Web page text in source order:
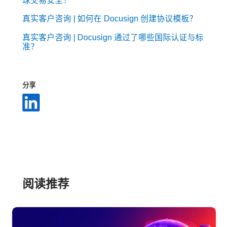
真实客户咨询 | 如何在 Docusign 创建协议模板？
真实客户咨询 | Docusign 通过了哪些国际认证与标
准？
分享
阅读推荐